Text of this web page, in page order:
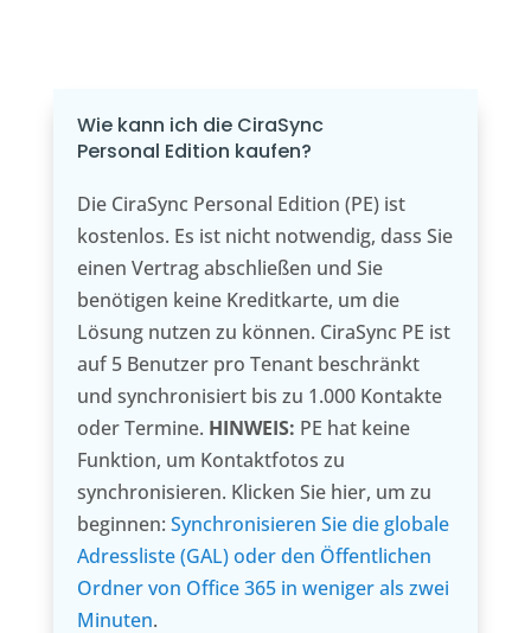
Wie kann ich die CiraSync
Personal Edition kaufen?
Die CiraSync Personal Edition (PE) ist
kostenlos. Es ist nicht notwendig, dass Sie
einen Vertrag abschließen und Sie
benötigen keine Kreditkarte, um die
Lösung nutzen zu können. CiraSync PE ist
auf 5 Benutzer pro Tenant beschränkt
und synchronisiert bis zu 1.000 Kontakte
oder Termine. HINWEIS: PE hat keine
Funktion, um Kontaktfotos zu
synchronisieren. Klicken Sie hier, um zu
beginnen: Synchronisieren Sie die globale
Adressliste (GAL) oder den Öffentlichen
Ordner von Office 365 in weniger als zwei
Minuten.